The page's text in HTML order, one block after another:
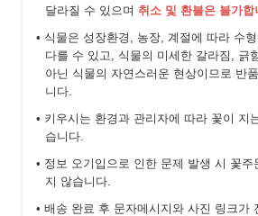
달라질 수 있으며 취소 및 환불은 불가합
• 식물은 성장환경, 농장, 계절에 따라 수
다를 수 있고, 식물의 미세한 갈라짐, 긁
아닌 식물의 자연스러운 현상이므로 반
니다.
• 키우시는 환경과 관리자에 따라 꽃이 지
습니다.
• 정보 오기입으로 인한 문제 발생 시 꽃주
지 않습니다.
• 배송 완료 후 문자메시지와 사진 링크가